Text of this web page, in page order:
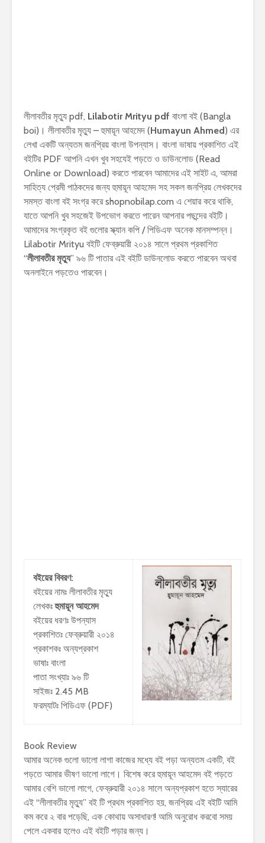
লীলাবতীর মৃত্যু pdf, Lilabotir Mrityu pdf বাংলা বই (Bangla
boi)। লীলাবতীর মৃত্যু – হুমায়ূন আহমেদ (Humayun Ahmed) এর
লেখা একটি অন্যতম জনপ্রিয় বাংলা উপন্যাস। বাংলা ভাষায় প্রকাশিত এই
বইটির PDF আপনি এখন খুব সহযেই পড়তে ও ডাউনলোড (Read
Online or Download) করতে পারবেন আমাদের এই সাইট এ, আমরা
সাহিত্য প্রেমী পাঠকদের জন্য হুমায়ূন আহমেদ সহ সকল জনপ্রিয় লেখকদের
সমস্ত বাংলা বই সংগ্র করে shopnobilap.com এ শেয়ার করে থাকি,
যাতে আপনি খুব সহজেই উপভোগ করতে পারেন আপনার পছন্দের বইটি।
আমাদের সংগ্রকৃত বই গুলোর স্ক্যান কপি / পিডিএফ অনেক মানসম্পন্ন।
Lilabotir Mrityu বইটি ফেব্রুয়ারী ২০১৪ সালে প্রথম প্রকাশিত
“লীলাবতীর মৃত্যু” ৯৬ টি পাতার এই বইটি ডাউনলোড করতে পারবেন অথবা
অনলাইনে পড়তেও পারবেন।
বইয়ের বিবরণ:
বইয়ের নামঃ লীলাবতীর মৃত্যু
লেখকঃহুমায়ূন আহমেদ
বইয়ের ধরণঃ উপন্যাস
প্রকাশিতঃ ফেব্রুয়ারী ২০১৪
প্রকাশকঃ অন্যপ্রকাশ
ভাষাঃ বাংলা
পাতা সংখ্যাঃ ৯৬ টি
সাইজঃ 2.45 MB
ফরম্যাটঃ পিডিএফ (PDF)
Book Review
আমার অনেক গুলো ভালো লাগা কাজের মধ্যে বই পড়া অন্যতম একটি, বই
পড়তে আমার ভীষণ ভালো লাগে। বিশেষ করে হুমায়ূন আহমেদ বই পড়তে
আমার বেশি ভালো লাগে, ফেব্রুয়ারী ২০১৪ সালে অন্যপ্রকাশ হতে স্যারের
এই “লীলাবতীর মৃত্যু” বই টি প্রথম প্রকাশিত হয়, জনপ্রিয় এই বইটি আমি
কম করে ২ বার পড়েছি, এক কোথায় অসাধারণ! আমি অনুরোধ করবো সময়
পেলে একবার হলেও এই বইটি পড়ার জন্য।